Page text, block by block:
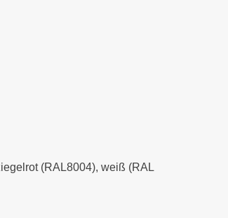
(RAL8004), weiß (RAL